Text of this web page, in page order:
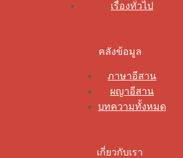
เรื่องทั่วไป
คลังข้อมูล
ภาษาอีสาน
ผญาอีสาน
บทความทั้งหมด
เกี่ยวกับเรา